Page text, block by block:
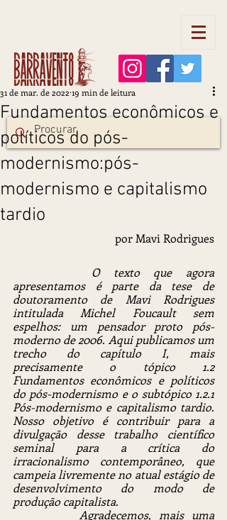
Barravento
Fundamentos econômicos e
políticos do pós-
modernismo:pós-
modernismo e capitalismo
tardio
31 de mar. de 2022 19 min de leitura
por Mavi Rodrigues
apresentamos é parte da tese de
doutoramento de Mavi Rodrigues
intitulada Michel Foucault sem
espelhos: um pensador proto pós-
moderno de 2006. Aqui publicamos um
trecho do capítulo I, mais
precisamente o tópico 1.2
Fundamentos econômicos e políticos
do pós-modernismo e o subtópico 1.2.1
Pós-modernismo e capitalismo tardio.
Nosso objetivo é contribuir para a
divulgação desse trabalho científico
seminal para a crítica do
irracionalismo contemporâneo, que
campeia livremente no atual estágio de
desenvolvimento do modo de
produção capitalista.